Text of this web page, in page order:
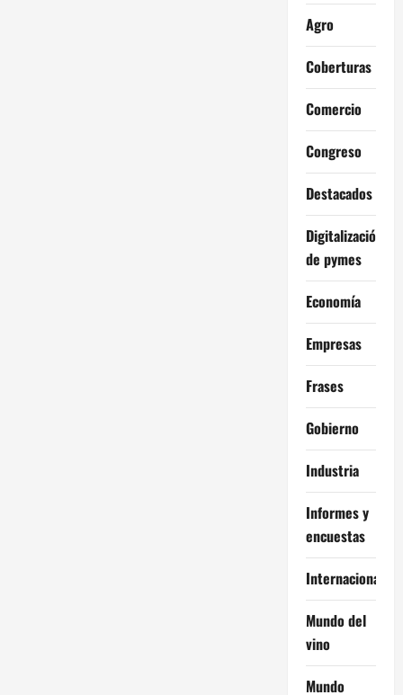
Agro
Coberturas
Comercio
Congreso
Destacados
Digitalización
de pymes
Economía
Empresas
Frases
Gobierno
Industria
Informes y
encuestas
Internacional
Mundo del
vino
Mundo